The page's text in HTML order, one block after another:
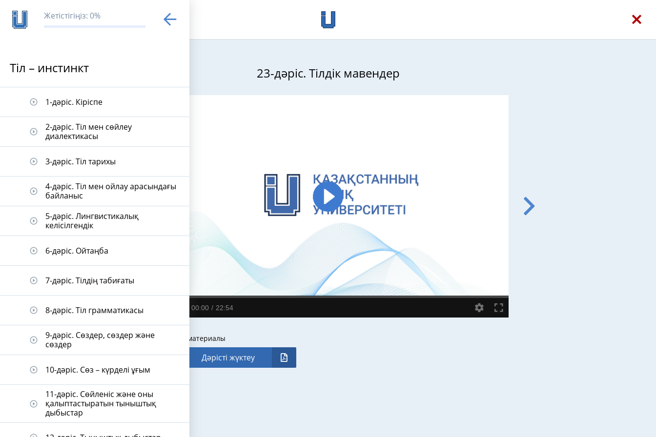
Жетістігіңіз: 0%
Тіл – инстинкт
play_circle_outline 1-дәріс. Кіріспе
play_circle_outline
2-дәріс. Тіл мен сөйлеу
диалектикасы
play_circle_outline 3-дәріс. Тіл тарихы
play_circle_outline
4-дәріс. Тіл мен ойлау арасындағы
байланыс
play_circle_outline
5-дәріс. Лингвистикалық
келісілгендік
play_circle_outline 6-дәріс. Ойтаңба
play_circle_outline 7-дәріс. Тілдің табиғаты
play_circle_outline 8-дәріс. Тіл грамматикасы
play_circle_outline
9-дәріс. Сөздер, сөздер және
сөздер
play_circle_outline 10-дәріс. Сөз – күрделі ұғым
play_circle_outline
11-дәріс. Сөйленіс және оны
қалыптастыратын тыныштық
дыбыстар
23-дәріс. Тілдік мавендер
00:00 22:54
Видеодәріс материалы
Дәрісті жүктеу